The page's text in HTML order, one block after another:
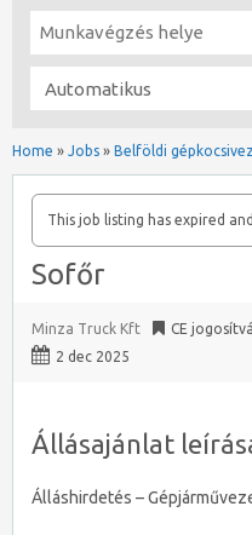
Home » Jobs » Belföldi
This job listing has expired
Sofőr
Minza Truck Kft CE
2 dec 2025
Állásajánlat
Álláshirdetés –